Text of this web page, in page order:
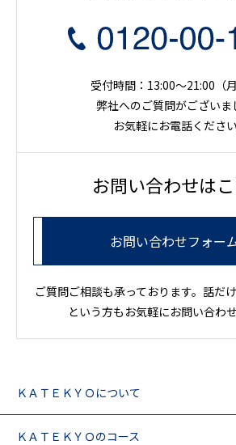
受付時間：13:00～21:00（月
弊社へのご質問がございま
お気軽にお電話ください
お問い合わせは
お問い合わせフォー
ご質問ご相談も承っております。話だ
という方もお気軽にお問い合わ
ＫＡＴＥＫＹＯについて
ＫＡＴＥＫＹＯのコース